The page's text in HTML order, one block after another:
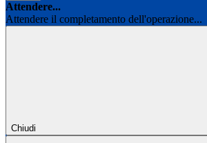
Attendere...
Attendere il completamento dell'operazione...
Chiudi